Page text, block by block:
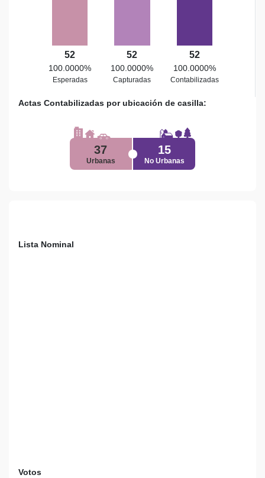
52
100.0000%
Esperadas
52
100.0000%
Capturadas
52
100.0000%
Contabilizadas
Actas Contabilizadas por ubicación de casilla:
37
Urbanas
15
No Urbanas
Lista Nominal
Votos